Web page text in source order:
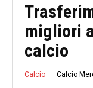
migliori
calcio
Calcio Calcio